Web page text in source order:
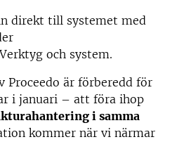
direkt till systemet med
och system.
Proceedo är förberedd för
i januari – att föra ihop
i samma
kommer när vi närmar